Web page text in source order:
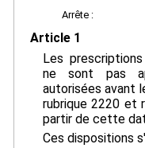
Arrête :
Article 1
Les
ne sont pas
autorisées avant
rubrique 2220 et
partir de cette
Ces dispositions